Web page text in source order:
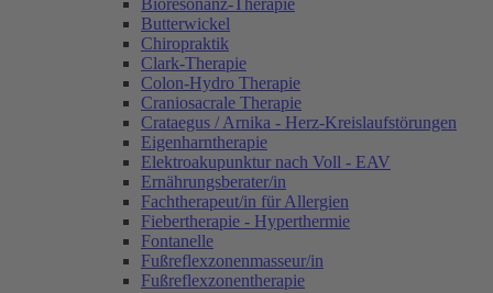
Bioresonanz-Therapie
Butterwickel
Chiropraktik
Clark-Therapie
Colon-Hydro Therapie
Craniosacrale Therapie
Crataegus / Arnika - Herz-Kreislaufstörungen
Eigenharntherapie
Elektroakupunktur nach Voll - EAV
Ernährungsberater/in
Fachtherapeut/in für Allergien
Fiebertherapie - Hyperthermie
Fontanelle
Fußreflexzonenmasseur/in
Fußreflexzonentherapie